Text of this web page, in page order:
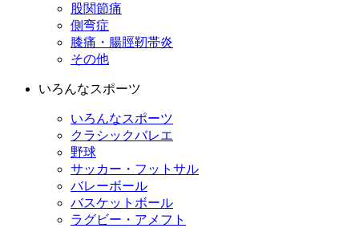
股関節痛
側弯症
膝痛・腸脛靭帯炎
その他
いろんなスポーツ
いろんなスポーツ
クラシックバレエ
野球
サッカー・フットサル
バレーボール
バスケットボール
ラグビー・アメフト